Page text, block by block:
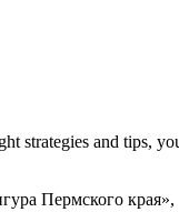
and tips,
Пермского края»,